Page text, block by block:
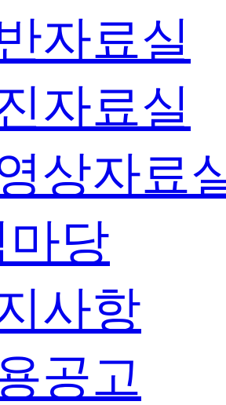
자료실
자료실
상자료
당
사항
공고